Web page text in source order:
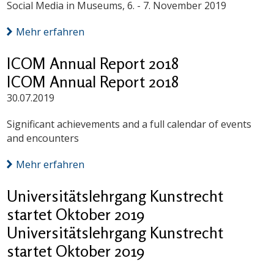
Social Media in Museums, 6. - 7. November 2019
Mehr erfahren
ICOM Annual Report 2018
ICOM Annual Report 2018
30.07.2019
Significant achievements and a full calendar of events
and encounters
Mehr erfahren
Universitätslehrgang Kunstrecht
startet Oktober 2019
Universitätslehrgang Kunstrecht
startet Oktober 2019